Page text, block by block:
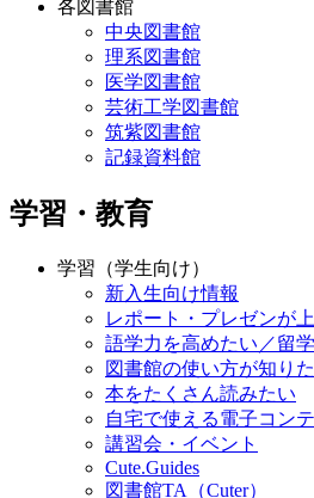
各図書館
中央図書館
理系図書館
医学図書館
芸術工学図書館
筑紫図書館
記録資料館
学習・教育
学習（学生向け）
新入生向け情報
レポート・プレゼンが
語学力を高めたい／留
図書館の使い方が知り
本をたくさん読みたい
自宅で使える電子コン
講習会・イベント
Cute.Guides
図書館TA（Cuter）